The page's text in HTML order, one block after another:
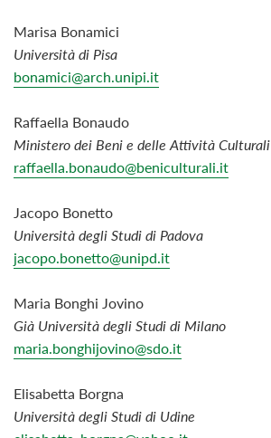
Marisa Bonamici
Università di Pisa
bonamici@arch.unipi.it
Raffaella Bonaudo
Ministero dei Beni e delle Attività Culturali
raffaella.bonaudo@beniculturali.it
Jacopo Bonetto
Università degli Studi di Padova
jacopo.bonetto@unipd.it
Maria Bonghi Jovino
Già Università degli Studi di Milano
maria.bonghijovino@sdo.it
Elisabetta Borgna
Università degli Studi di Udine